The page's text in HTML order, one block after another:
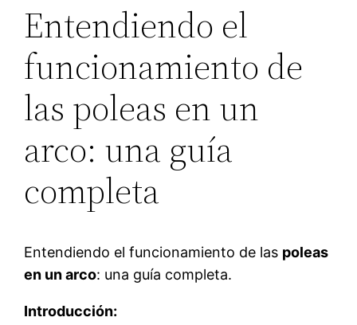
Entendiendo el
funcionamiento de
las poleas en un
arco: una guía
completa
Entendiendo el funcionamiento de las poleas
en un arco: una guía completa.
Introducción: